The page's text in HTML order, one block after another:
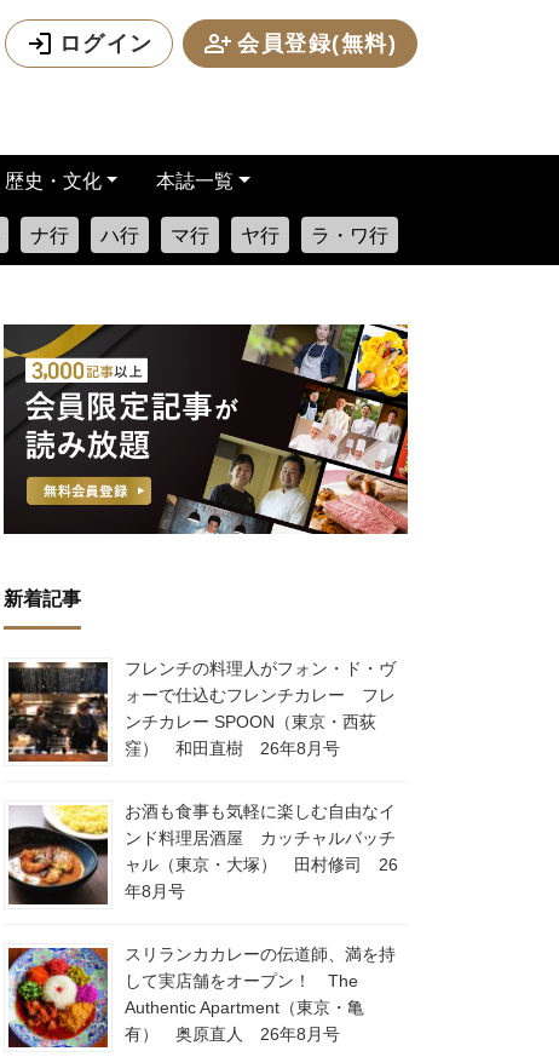
ログイン 会員登録(無料)
歴史・文化 本誌一覧
ナ行 ハ行 マ行 ヤ行 ラ・ワ行
新着記事
フレンチの料理人がフォン・ド・ヴ
ォーで仕込むフレンチカレー フレ
ンチカレー SPOON（東京・西荻
窪） 和田直樹 26年8月号
お酒も食事も気軽に楽しむ自由なイ
ンド料理居酒屋 カッチャルバッチ
ャル（東京・大塚） 田村修司 26
年8月号
スリランカカレーの伝道師、満を持
して実店舗をオープン！ The
Authentic Apartment（東京・亀
有） 奥原直人 26年8月号